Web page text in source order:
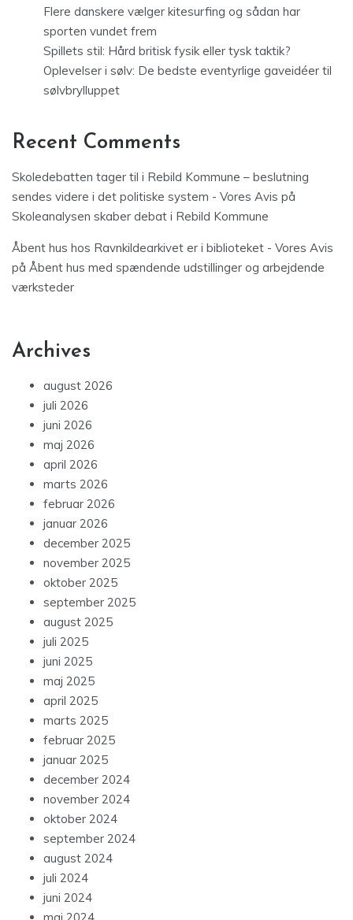
Flere danskere vælger kitesurfing og sådan har
sporten vundet frem
Spillets stil: Hård britisk fysik eller tysk taktik?
Oplevelser i sølv: De bedste eventyrlige gaveidéer til
sølvbrylluppet
Recent Comments
Skoledebatten tager til i Rebild Kommune – beslutning
sendes videre i det politiske system - Vores Avis på
Skoleanalysen skaber debat i Rebild Kommune
Åbent hus hos Ravnkildearkivet er i biblioteket - Vores Avis
på Åbent hus med spændende udstillinger og arbejdende
værksteder
Archives
august 2026
juli 2026
juni 2026
maj 2026
april 2026
marts 2026
februar 2026
januar 2026
december 2025
november 2025
oktober 2025
september 2025
august 2025
juli 2025
juni 2025
maj 2025
april 2025
marts 2025
februar 2025
januar 2025
december 2024
november 2024
oktober 2024
september 2024
august 2024
juli 2024
juni 2024